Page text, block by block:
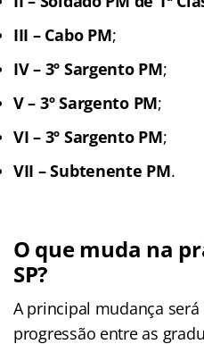
III – Cabo PM;
IV – 3º Sargento PM;
V – 3º Sargento PM;
VI – 3º Sargento PM;
VII – Subtenente PM.
O que muda na
SP?
A principal mudança
progressão entre as